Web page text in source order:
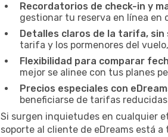
Recordatorios de check-in y
gestionar tu reserva en línea en
Detalles claros de la tarifa, sin
tarifa y los pormenores del
Flexibilidad para comparar
mejor se alinee con tus planes
Precios especiales con
beneficiarse de tarifas
Si surgen inquietudes en cualquier
soporte al cliente de eDreams está